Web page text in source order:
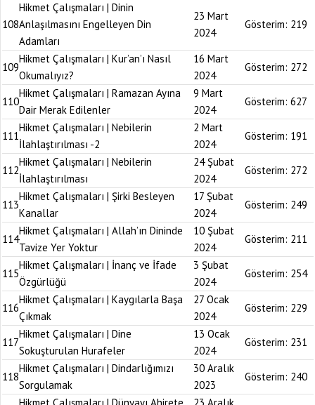
108
Hikmet Çalışmaları | Dinin
Anlaşılmasını Engelleyen Din
Adamları
23 Mart
2024
Gösterim: 219
109
Hikmet Çalışmaları | Kur’an’ı Nasıl
Okumalıyız?
16 Mart
2024
Gösterim: 272
110
Hikmet Çalışmaları | Ramazan Ayına
Dair Merak Edilenler
9 Mart
2024
Gösterim: 627
111
Hikmet Çalışmaları | Nebilerin
İlahlaştırılması -2
2 Mart
2024
Gösterim: 191
112
Hikmet Çalışmaları | Nebilerin
İlahlaştırılması
24 Şubat
2024
Gösterim: 272
113
Hikmet Çalışmaları | Şirki Besleyen
Kanallar
17 Şubat
2024
Gösterim: 249
114
Hikmet Çalışmaları | Allah’ın Dininde
Tavize Yer Yoktur
10 Şubat
2024
Gösterim: 211
115
Hikmet Çalışmaları | İnanç ve İfade
Özgürlüğü
3 Şubat
2024
Gösterim: 254
116
Hikmet Çalışmaları | Kaygılarla Başa
Çıkmak
27 Ocak
2024
Gösterim: 229
117
Hikmet Çalışmaları | Dine
Sokuşturulan Hurafeler
13 Ocak
2024
Gösterim: 231
118
Hikmet Çalışmaları | Dindarlığımızı
Sorgulamak
30 Aralık
2023
Gösterim: 240